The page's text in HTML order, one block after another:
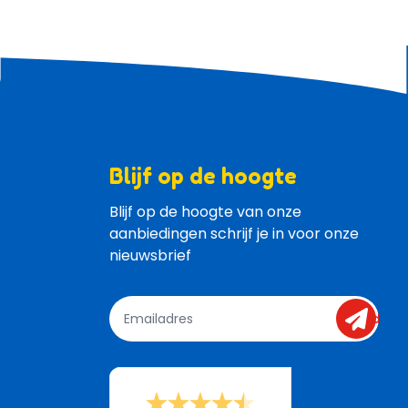
Blijf op de hoogte
Blijf op de hoogte van onze
aanbiedingen schrijf je in voor onze
nieuwsbrief
send